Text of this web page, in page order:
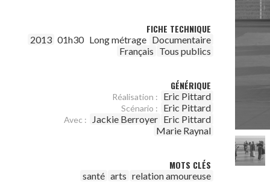
FICHE TECHNIQUE
2013 01h30 Long métrage Documentaire
Français Tous publics
GÉNÉRIQUE
Réalisation : Eric Pittard
Scénario : Eric Pittard
Avec : Jackie Berroyer Eric Pittard
Marie Raynal
MOTS CLÉS
santé arts relation amoureuse